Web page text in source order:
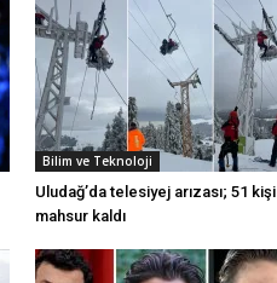
Bilim ve Teknoloji
Uludağ’da telesiyej arızası; 51 kişi
mahsur kaldı